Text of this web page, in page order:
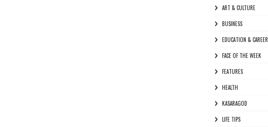
ART & CULTURE
BUSINESS
EDUCATION & CAREER
FACE OF THE WEEK
FEATURES
HEALTH
KASARAGOD
LIFE TIPS